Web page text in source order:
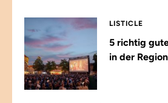
LISTICLE
5 richtig
in der Region